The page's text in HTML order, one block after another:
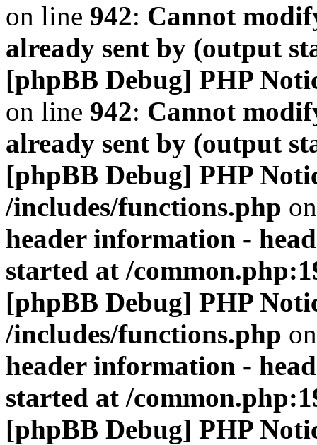
on line 942: Cannot
already sent by (output
[phpBB Debug] PHP
on line 942: Cannot
already sent by (output
[phpBB Debug] PHP
/includes/functions.php
header information -
started at /
[phpBB Debug] PHP
/includes/functions.php
header information -
started at /
[phpBB Debug] PHP